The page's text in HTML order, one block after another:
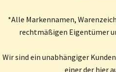
*Alle Markennamen,
rechtmäßigen Eigentümer
Wir sind ein unabhängiger
einer der hier